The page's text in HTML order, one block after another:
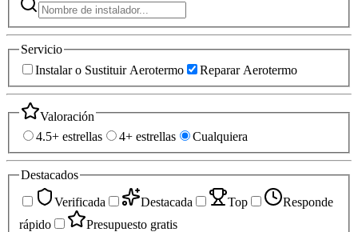
Servicio
Instalar o Sustituir Aerotermo
Reparar Aerotermo
Valoración
4.5+ estrellas
4+ estrellas Cualquiera
Destacados
Verificada
Destacada Top
Responde
rápido
Presupuesto gratis